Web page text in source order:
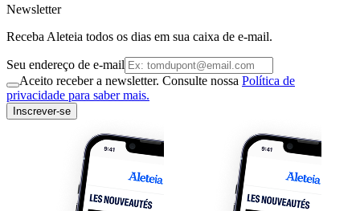
Newsletter
Receba Aleteia todos os dias em sua caixa de e-mail.
Seu endereço de e-mail
Aceito receber a newsletter. Consulte nossa Política de
privacidade para saber mais.
Inscrever-se